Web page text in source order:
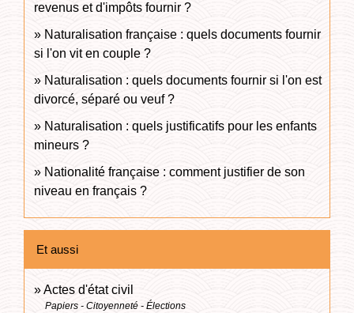
revenus et d'impôts fournir ?
Naturalisation française : quels documents fournir
si l'on vit en couple ?
Naturalisation : quels documents fournir si l'on est
divorcé, séparé ou veuf ?
Naturalisation : quels justificatifs pour les enfants
mineurs ?
Nationalité française : comment justifier de son
niveau en français ?
Et aussi
Actes d'état civil
Papiers - Citoyenneté - Élections